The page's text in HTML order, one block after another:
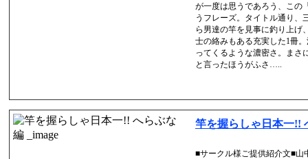
が一度は思うであろう、この
うフレーズ。タイトル通り、
ら男達の竿を見事に釣り上げ
士の絡みもある充実した1冊
ってくるような濃密さ。まさ
と言ったほうがふさ…..
竿を握らしゃ日本一!!
■サークル様ご提供紹介文■山